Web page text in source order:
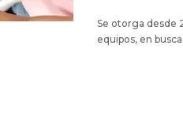
Se otorga desde
equipos, en